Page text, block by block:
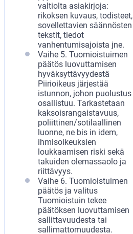
valtiolta asiakirjoja:
rikoksen kuvaus, todisteet,
sovellettavien säännösten
tekstit, tiedot
vanhentumisajoista jne.
Vaihe 5. Tuomioistuimen
päätös luovuttamisen
hyväksyttävyydestä
Piirioikeus järjestää
istunnon, johon puolustus
osallistuu. Tarkastetaan
kaksoisrangaistavuus,
poliittinen/sotilaallinen
luonne, ne bis in idem,
ihmisoikeuksien
loukkaamisen riski sekä
takuiden olemassaolo ja
riittävyys.
Vaihe 6. Tuomioistuimen
päätös ja valitus
Tuomioistuin tekee
päätöksen luovuttamisen
sallittavuudesta tai
sallimattomuudesta.